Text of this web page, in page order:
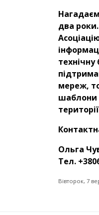
два роки.
мереж,
шаблони
Ольга
Тел.
Вівторок, 7